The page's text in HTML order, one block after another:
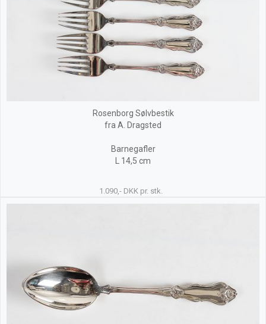
Rosenborg Sølvbestik
fra A. Dragsted
Barnegafler
L 14,5 cm
1.090,- DKK pr. stk.